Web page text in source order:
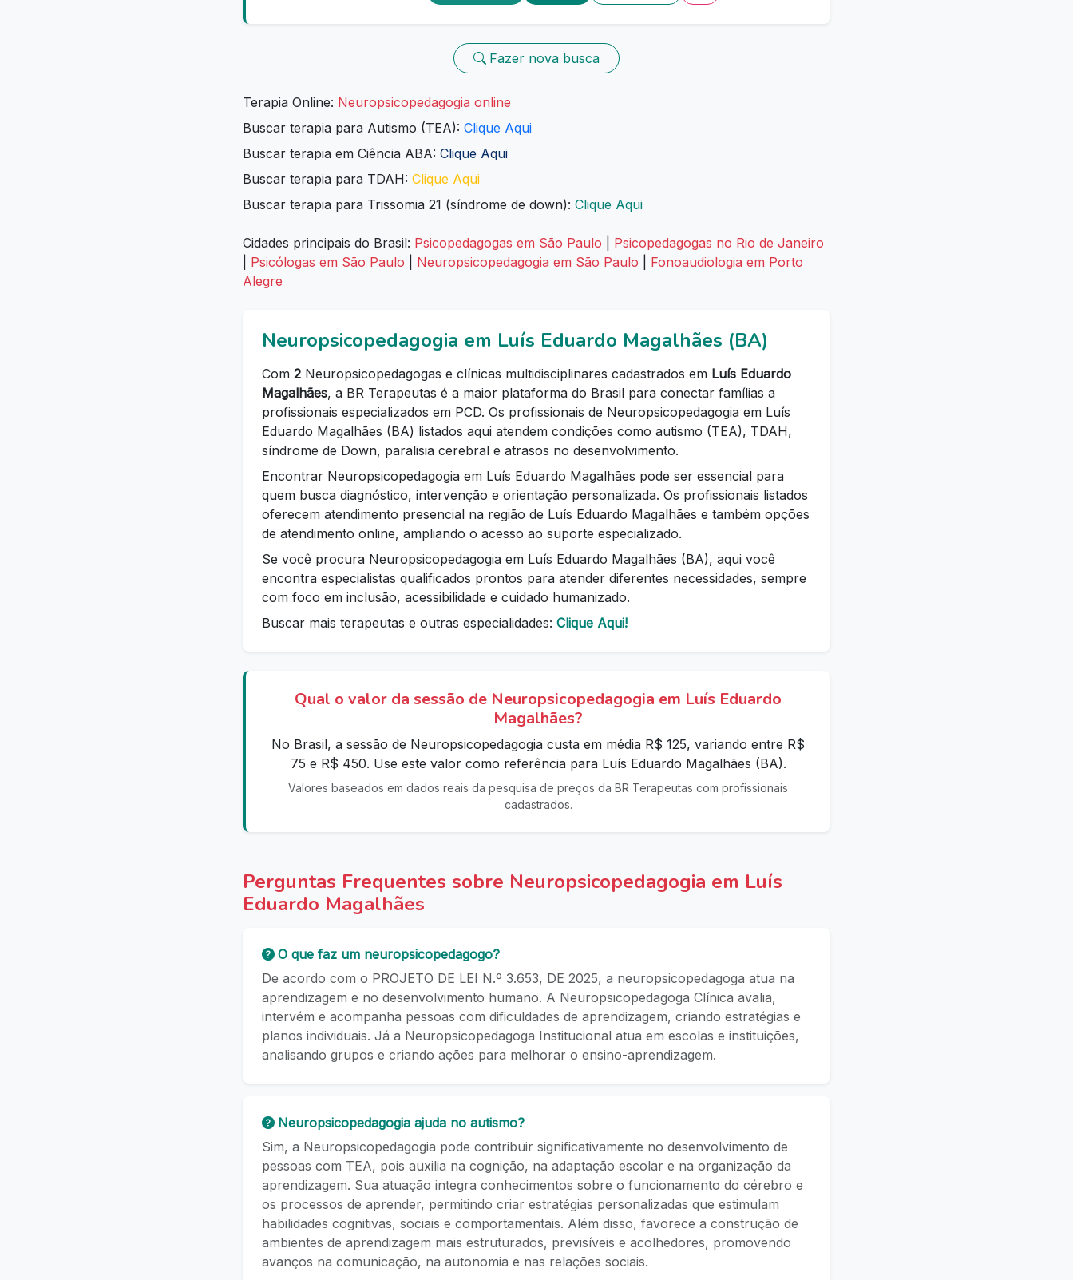
Fazer nova busca
Terapia Online: Neuropsicopedagogia online
Buscar terapia para Autismo (TEA): Clique Aqui
Buscar terapia em Ciência ABA: Clique Aqui
Buscar terapia para TDAH: Clique Aqui
Buscar terapia para Trissomia 21 (síndrome de down): Clique Aqui
Cidades principais do Brasil: Psicopedagogas em São Paulo
Psicopedagogas no Rio de Janeiro
Psicólogas em São Paulo Neuropsicopedagogia em São Paulo
Fonoaudiologia em Porto
Alegre
Neuropsicopedagogia em Luís Eduardo Magalhães (BA)
Com 2 Neuropsicopedagogas e clínicas multidisciplinares cadastrados em Luís Eduardo
Magalhães, a BR Terapeutas é a maior plataforma do Brasil para conectar famílias a
profissionais especializados em PCD. Os profissionais de Neuropsicopedagogia em Luís
Eduardo Magalhães (BA) listados aqui atendem condições como autismo (TEA), TDAH,
síndrome de Down, paralisia cerebral e atrasos no desenvolvimento.
Encontrar Neuropsicopedagogia em Luís Eduardo Magalhães pode ser essencial para
quem busca diagnóstico, intervenção e orientação personalizada. Os profissionais listados
oferecem atendimento presencial na região de Luís Eduardo Magalhães e também opções
de atendimento online, ampliando o acesso ao suporte especializado.
Se você procura Neuropsicopedagogia em Luís Eduardo Magalhães (BA), aqui você
encontra especialistas qualificados prontos para atender diferentes necessidades, sempre
com foco em inclusão, acessibilidade e cuidado humanizado.
Buscar mais terapeutas e outras especialidades: Clique Aqui!
Qual o valor da sessão de Neuropsicopedagogia em Luís Eduardo
Magalhães?
No Brasil, a sessão de Neuropsicopedagogia custa em média R$ 125, variando entre R$
75 e R$ 450. Use este valor como referência para Luís Eduardo Magalhães (BA).
Valores baseados em dados reais da pesquisa de preços da BR Terapeutas com profissionais
cadastrados.
Perguntas Frequentes sobre Neuropsicopedagogia em Luís
Eduardo Magalhães
O que faz um neuropsicopedagogo?
De acordo com o PROJETO DE LEI N.º 3.653, DE 2025, a neuropsicopedagoga atua na
aprendizagem e no desenvolvimento humano. A Neuropsicopedagoga Clínica avalia,
intervém e acompanha pessoas com dificuldades de aprendizagem, criando estratégias e
planos individuais. Já a Neuropsicopedagoga Institucional atua em escolas e instituições,
analisando grupos e criando ações para melhorar o ensino-aprendizagem.
Neuropsicopedagogia ajuda no autismo?
Sim, a Neuropsicopedagogia pode contribuir significativamente no desenvolvimento de
pessoas com TEA, pois auxilia na cognição, na adaptação escolar e na organização da
aprendizagem. Sua atuação integra conhecimentos sobre o funcionamento do cérebro e
os processos de aprender, permitindo criar estratégias personalizadas que estimulam
habilidades cognitivas, sociais e comportamentais. Além disso, favorece a construção de
ambientes de aprendizagem mais estruturados, previsíveis e acolhedores, promovendo
avanços na comunicação, na autonomia e nas relações sociais.